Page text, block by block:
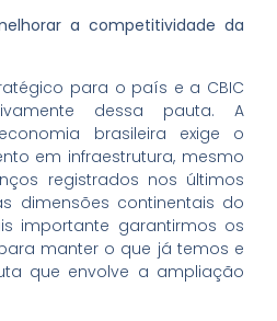
a competitividade da
para o país e a CBIC
dessa pauta. A
brasileira exige o
em infraestrutura, mesmo
registrados nos últimos
dimensões continentais do
importante garantirmos os
manter o que já temos e
que envolve a ampliação